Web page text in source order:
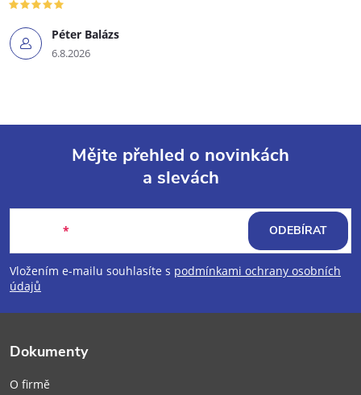
Péter Balázs
6.8.2026
p
a
Mějte přehled o novinkách
a slevách
Vložením e-mailu souhlasíte s podmínkami ochrany osobních
údajů
ODEBÍRAT
Dokumenty
O firmě